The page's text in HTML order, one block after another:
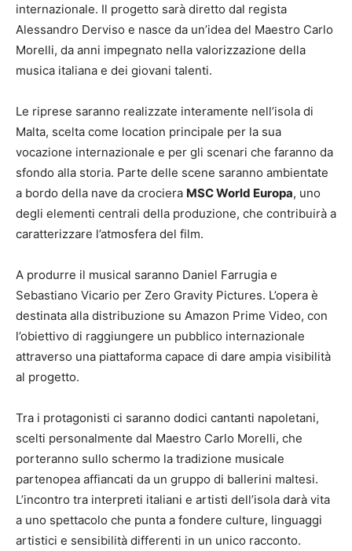
internazionale. Il progetto sarà diretto dal regista
Alessandro Derviso e nasce da un’idea del Maestro Carlo
Morelli, da anni impegnato nella valorizzazione della
musica italiana e dei giovani talenti.
Le riprese saranno realizzate interamente nell’isola di
Malta, scelta come location principale per la sua
vocazione internazionale e per gli scenari che faranno da
sfondo alla storia. Parte delle scene saranno ambientate
a bordo della nave da crociera MSC World Europa, uno
degli elementi centrali della produzione, che contribuirà a
caratterizzare l’atmosfera del film.
A produrre il musical saranno Daniel Farrugia e
Sebastiano Vicario per Zero Gravity Pictures. L’opera è
destinata alla distribuzione su Amazon Prime Video, con
l’obiettivo di raggiungere un pubblico internazionale
attraverso una piattaforma capace di dare ampia visibilità
al progetto.
Tra i protagonisti ci saranno dodici cantanti napoletani,
scelti personalmente dal Maestro Carlo Morelli, che
porteranno sullo schermo la tradizione musicale
partenopea affiancati da un gruppo di ballerini maltesi.
L’incontro tra interpreti italiani e artisti dell’isola darà vita
a uno spettacolo che punta a fondere culture, linguaggi
artistici e sensibilità differenti in un unico racconto.